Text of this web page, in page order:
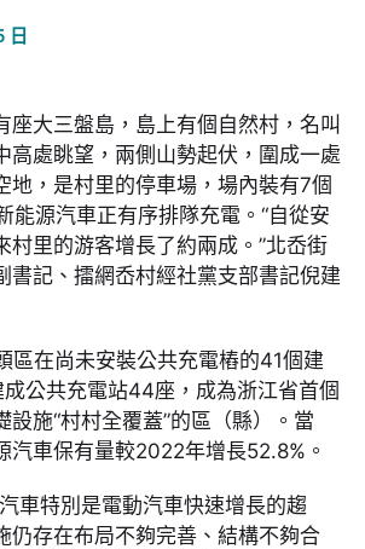
日
座大三盤島，島上有個自然村，名叫
高處眺望，兩側山勢起伏，圍成一處
地，是村里的停車場，場內裝有7個
能源汽車正有序排隊充電。“自從安
村里的游客增長了約兩成。”北岙街
書記、擂網岙村經社黨支部書記倪建
區在尚未安裝公共充電樁的41個建
公共充電站44座，成為浙江省首個
設施“村村全覆蓋”的區（縣）。當
汽車保有量較2022年增長52.8%。
車特別是電動汽車快速增長的趨
仍存在布局不夠完善、結構不夠合